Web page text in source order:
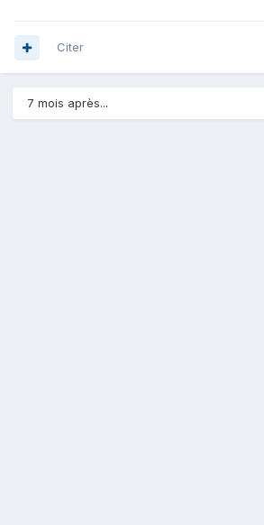
Citer
7 mois après...